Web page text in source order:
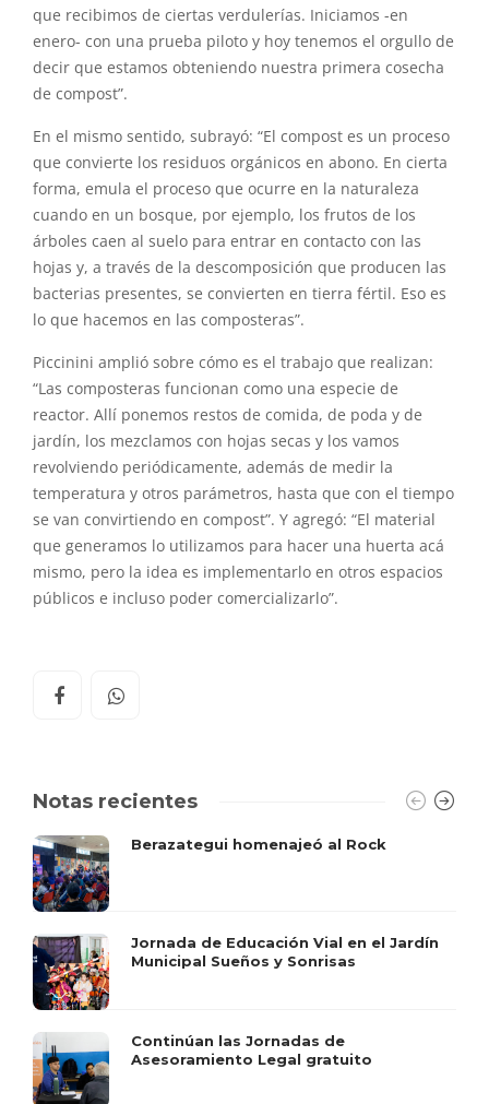
que recibimos de ciertas verdulerías. Iniciamos -en
enero- con una prueba piloto y hoy tenemos el orgullo de
decir que estamos obteniendo nuestra primera cosecha
de compost”.
En el mismo sentido, subrayó: “El compost es un proceso
que convierte los residuos orgánicos en abono. En cierta
forma, emula el proceso que ocurre en la naturaleza
cuando en un bosque, por ejemplo, los frutos de los
árboles caen al suelo para entrar en contacto con las
hojas y, a través de la descomposición que producen las
bacterias presentes, se convierten en tierra fértil. Eso es
lo que hacemos en las composteras”.
Piccinini amplió sobre cómo es el trabajo que realizan:
“Las composteras funcionan como una especie de
reactor. Allí ponemos restos de comida, de poda y de
jardín, los mezclamos con hojas secas y los vamos
revolviendo periódicamente, además de medir la
temperatura y otros parámetros, hasta que con el tiempo
se van convirtiendo en compost”. Y agregó: “El material
que generamos lo utilizamos para hacer una huerta acá
mismo, pero la idea es implementarlo en otros espacios
públicos e incluso poder comercializarlo”.
Notas recientes
Berazategui homenajeó al Rock
Jornada de Educación Vial en el Jardín
Municipal Sueños y Sonrisas
Continúan las Jornadas de
Asesoramiento Legal gratuito